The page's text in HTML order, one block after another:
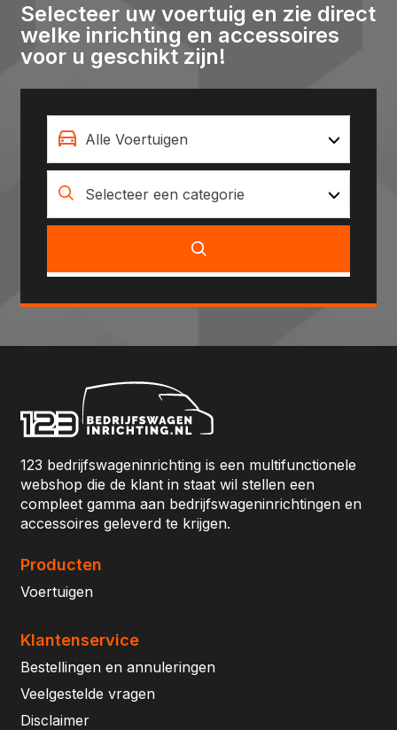
Selecteer uw voertuig en zie direct
welke inrichting en accessoires
voor u geschikt zijn!
Alle Voertuigen
Selecteer een categorie
123 bedrijfswageninrichting is een multifunctionele
webshop die de klant in staat wil stellen een
compleet gamma aan bedrijfswageninrichtingen en
accessoires geleverd te krijgen.
Producten
Voertuigen
Klantenservice
Bestellingen en annuleringen
Veelgestelde vragen
Disclaimer